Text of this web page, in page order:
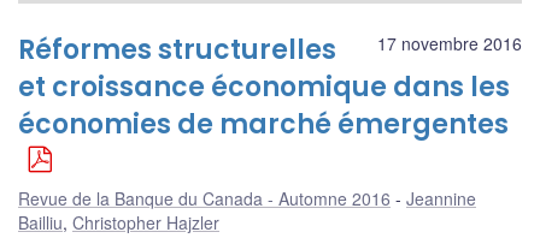
17 novembre 2016
Réformes structurelles
et croissance économique dans les
économies de marché émergentes
Revue de la Banque du Canada - Automne 2016
Jeannine
Bailliu, Christopher Hajzler